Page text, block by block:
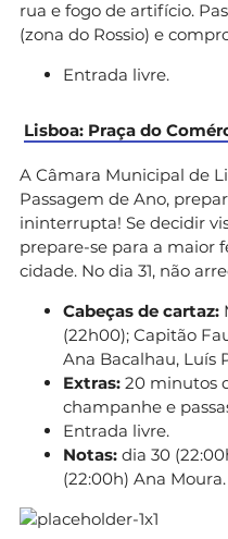
rua e fogo de artifício.
(zona do Rossio) e
Entrada livre.
Lisboa: Praça do
A Câmara Municipal de
Passagem de Ano,
ininterrupta! Se decidir
prepare-se para a maior
cidade. No dia 31, não
Cabeças de cartaz:
(22h00); Capitão
Ana Bacalhau, Luís
Extras: 20 minutos
champanhe e
Entrada livre.
Notas: dia 30
(22:00h) Ana Moura.